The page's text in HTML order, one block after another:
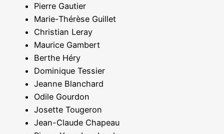
Pierre Gautier
Marie-Thérèse Guillet
Christian Leray
Maurice Gambert
Berthe Héry
Dominique Tessier
Jeanne Blanchard
Odile Gourdon
Josette Tougeron
Jean-Claude Chapeau